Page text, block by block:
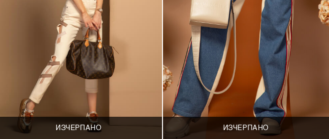
ИЗЧЕРПАНО ИЗЧЕРПАНО